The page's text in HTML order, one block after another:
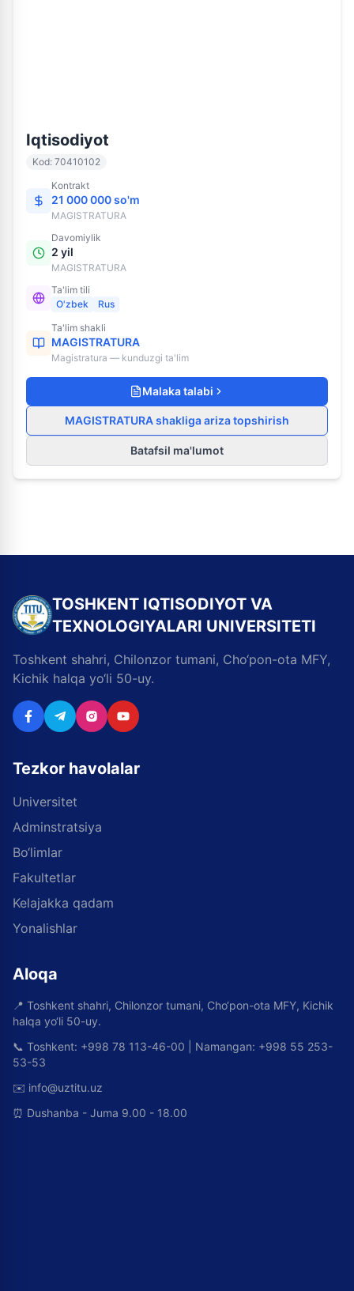
Iqtisodiyot
Kod: 70410102
Kontrakt
21 000 000 so'm
MAGISTRATURA
Davomiylik
2 yil
MAGISTRATURA
Ta'lim tili
O'zbek
Rus
Ta'lim shakli
MAGISTRATURA
Magistratura — kunduzgi ta'lim
Malaka talabi
MAGISTRATURA shakliga ariza topshirish
Batafsil ma'lumot
TOSHKENT IQTISODIYOT VA
TEXNOLOGIYALARI UNIVERSITETI
Toshkent shahri, Chilonzor tumani, Cho‘pon-ota MFY,
Kichik halqa yo‘li 50-uy.
Tezkor havolalar
Universitet
Adminstratsiya
Bo‘limlar
Fakultetlar
Kelajakka qadam
Yonalishlar
Aloqa
📍 Toshkent shahri, Chilonzor tumani, Cho‘pon-ota MFY, Kichik
halqa yo‘li 50-uy.
📞 Toshkent: +998 78 113-46-00 | Namangan: +998 55 253-
53-53
✉️ info@uztitu.uz
⏰ Dushanba - Juma 9.00 - 18.00